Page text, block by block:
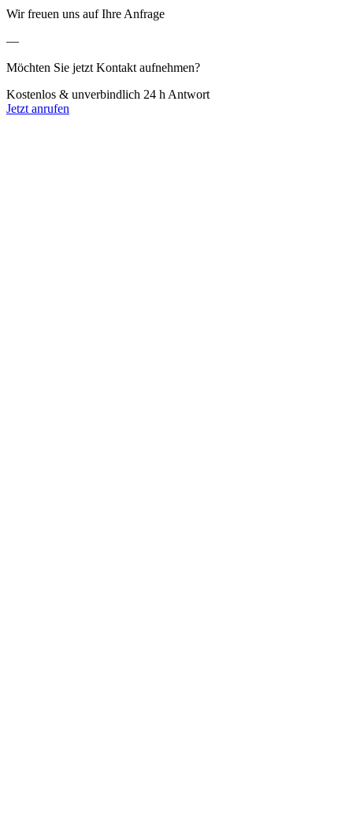
Wir freuen uns auf Ihre Anfrage
—
Möchten Sie jetzt Kontakt aufnehmen?
Kostenlos & unverbindlich 24 h Antwort
Jetzt anrufen